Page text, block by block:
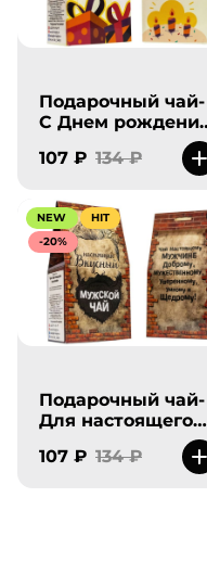
Подарочный чай-
С Днем
107 ₽ 134 ₽
NEW
HIT
-20%
Подарочный чай-
Для настоящего
107 ₽ 134 ₽